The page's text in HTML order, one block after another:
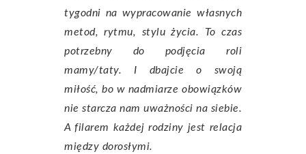
tygodni na wypracowanie własnych
metod, rytmu, stylu życia. To czas
potrzebny do podjęcia roli
mamy/taty. I dbajcie o swoją
miłość, bo w nadmiarze obowiązków
nie starcza nam uważności na siebie.
A filarem każdej rodziny jest relacja
między dorosłymi.